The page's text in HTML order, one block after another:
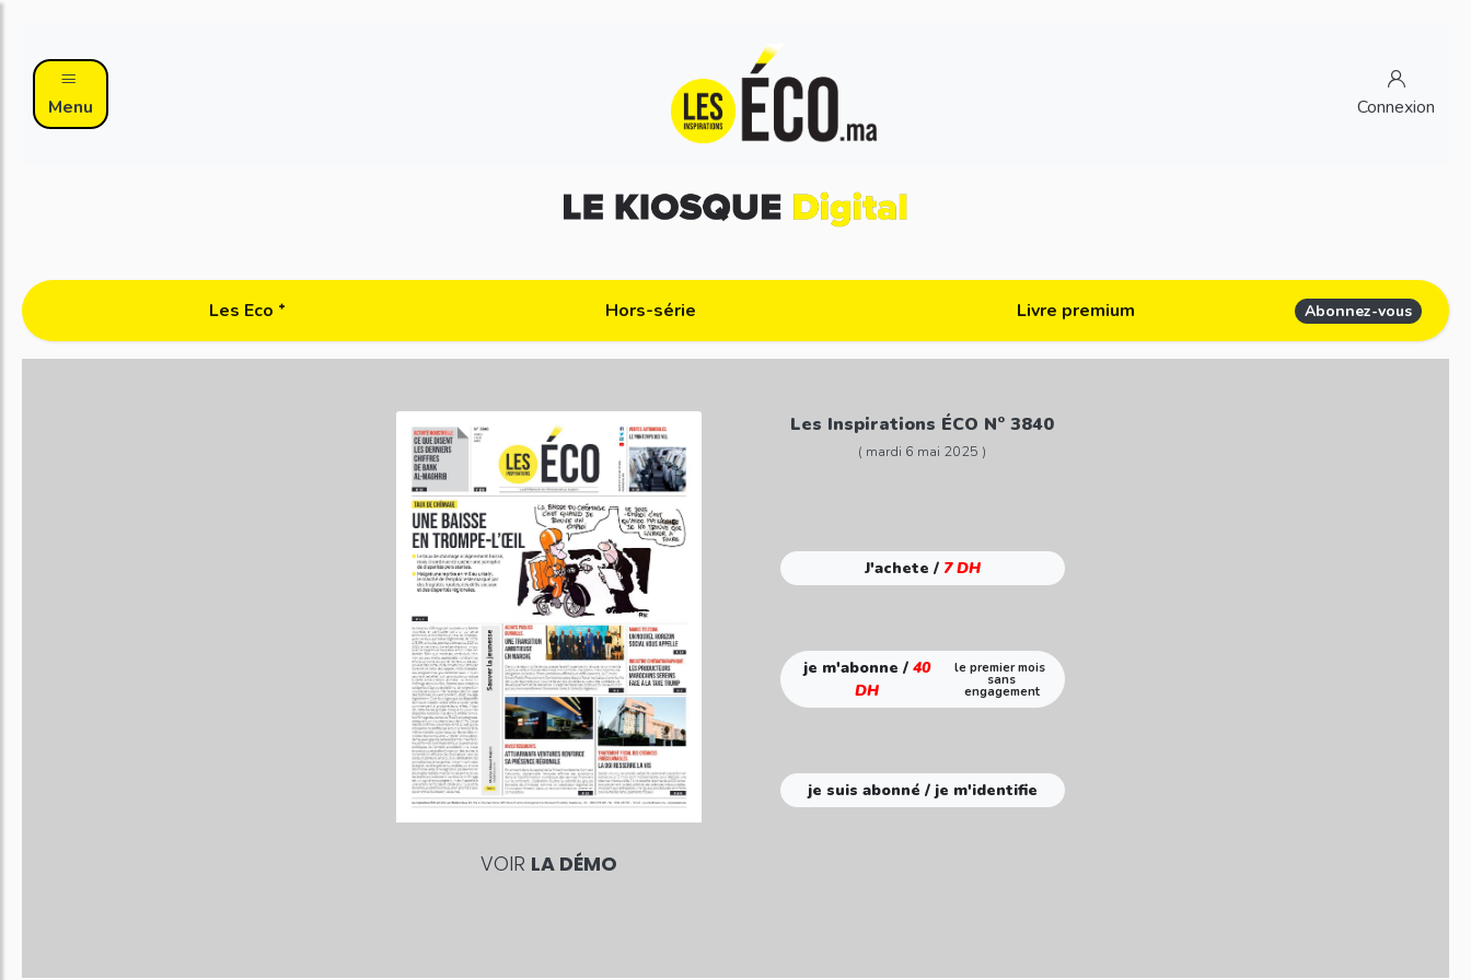
Menu Connexion
Les Eco ᐩ Hors-série Livre premium Abonnez-vous
VOIR LA DÉMO
Les Inspirations ÉCO N° 3840
( mardi 6 mai 2025 )
J'achete / 7 DH
je m'abonne / 40
DH
le premier mois
sans
engagement
je suis abonné / je m'identifie